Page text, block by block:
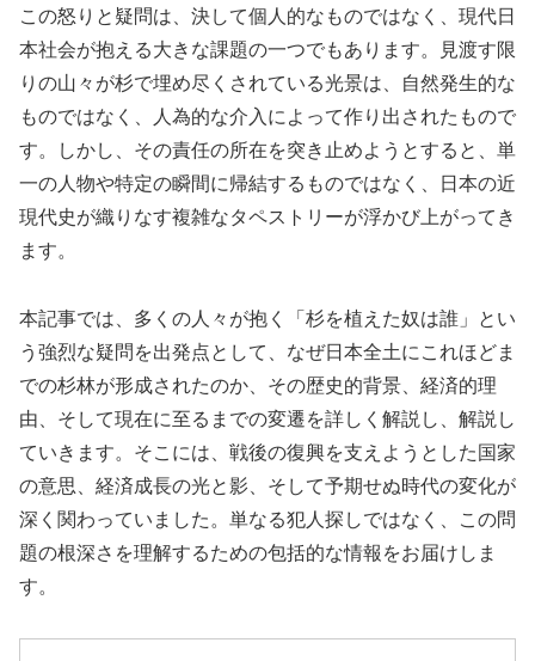
この怒りと疑問は、決して個人的なものではなく、現代日
本社会が抱える大きな課題の一つでもあります。見渡す限
りの山々が杉で埋め尽くされている光景は、自然発生的な
ものではなく、人為的な介入によって作り出されたもので
す。しかし、その責任の所在を突き止めようとすると、単
一の人物や特定の瞬間に帰結するものではなく、日本の近
現代史が織りなす複雑なタペストリーが浮かび上がってき
ます。
本記事では、多くの人々が抱く「杉を植えた奴は誰」とい
う強烈な疑問を出発点として、なぜ日本全土にこれほどま
での杉林が形成されたのか、その歴史的背景、経済的理
由、そして現在に至るまでの変遷を詳しく解説し、解説し
ていきます。そこには、戦後の復興を支えようとした国家
の意思、経済成長の光と影、そして予期せぬ時代の変化が
深く関わっていました。単なる犯人探しではなく、この問
題の根深さを理解するための包括的な情報をお届けしま
す。